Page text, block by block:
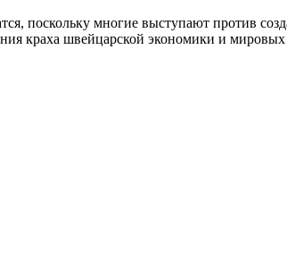
поскольку многие выступают против
краха швейцарской экономики и